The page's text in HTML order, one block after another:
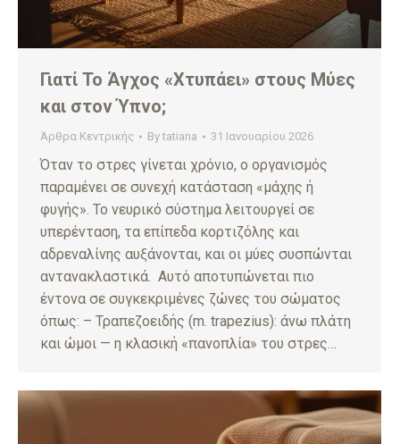
Γιατί Το Άγχος «Χτυπάει» στους Μύες
και στον Ύπνο;
Άρθρα Κεντρικής Bytatiana 31 Ιανουαρίου 2026
Όταν το στρες γίνεται χρόνιο, ο οργανισμός
παραμένει σε συνεχή κατάσταση «μάχης ή
φυγής». Το νευρικό σύστημα λειτουργεί σε
υπερένταση, τα επίπεδα κορτιζόλης και
αδρεναλίνης αυξάνονται, και οι μύες συσπώνται
αντανακλαστικά. Αυτό αποτυπώνεται πιο
έντονα σε συγκεκριμένες ζώνες του σώματος
όπως: – Τραπεζοειδής (m. trapezius): άνω πλάτη
και ώμοι — η κλασική «πανοπλία» του στρες…